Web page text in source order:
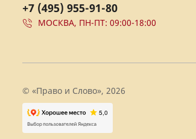
+7 (495) 955-91-80
МОСКВА, ПН-ПТ: 09:00-18:00
© «Право и Слово», 2026